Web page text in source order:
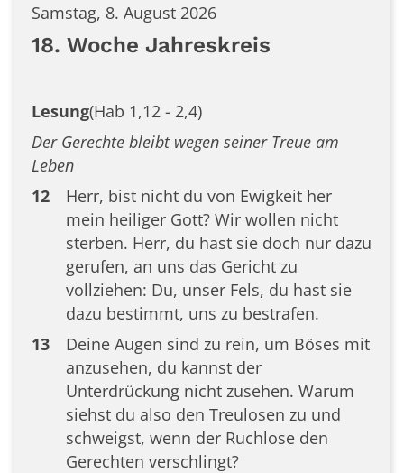
Samstag, 8. August 2026
18. Woche Jahreskreis
Lesung(Hab 1,12 - 2,4)
Der Gerechte bleibt wegen seiner Treue am
Leben
12
Herr, bist nicht du von Ewigkeit her
mein heiliger Gott? Wir wollen nicht
sterben. Herr, du hast sie doch nur dazu
gerufen, an uns das Gericht zu
vollziehen: Du, unser Fels, du hast sie
dazu bestimmt, uns zu bestrafen.
13
Deine Augen sind zu rein, um Böses mit
anzusehen, du kannst der
Unterdrückung nicht zusehen. Warum
siehst du also den Treulosen zu und
schweigst, wenn der Ruchlose den
Gerechten verschlingt?